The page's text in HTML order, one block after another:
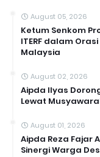
August 05, 2026
Ketum Senkom
ITERF dalam
Malaysia
August 02, 2026
Aipda Ilyas
Lewat
August 01, 2026
Aipda Reza Fajar
Sinergi Warga